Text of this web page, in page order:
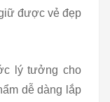
được vẻ đẹp
lý tưởng cho
dễ dàng lắp